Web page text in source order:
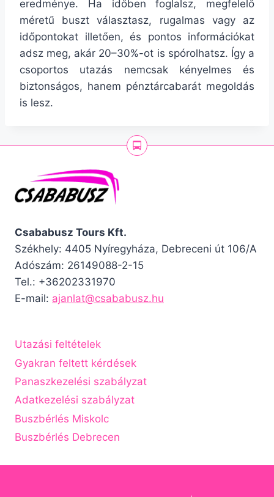
eredménye. Ha időben foglalsz, megfelelő
méretű buszt választasz, rugalmas vagy az
időpontokat illetően, és pontos információkat
adsz meg, akár 20–30%-ot is spórolhatsz. Így a
csoportos utazás nemcsak kényelmes és
biztonságos, hanem pénztárcabarát megoldás
is lesz.
Csababusz Tours Kft.
Székhely: 4405 Nyíregyháza, Debreceni út 106/A
Adószám: 26149088-2-15
Tel.: +36202331970
E-mail: ajanlat@csababusz.hu
Utazási feltételek
Gyakran feltett kérdések
Panaszkezelési szabályzat
Adatkezelési szabályzat
Buszbérlés Miskolc
Buszbérlés Debrecen